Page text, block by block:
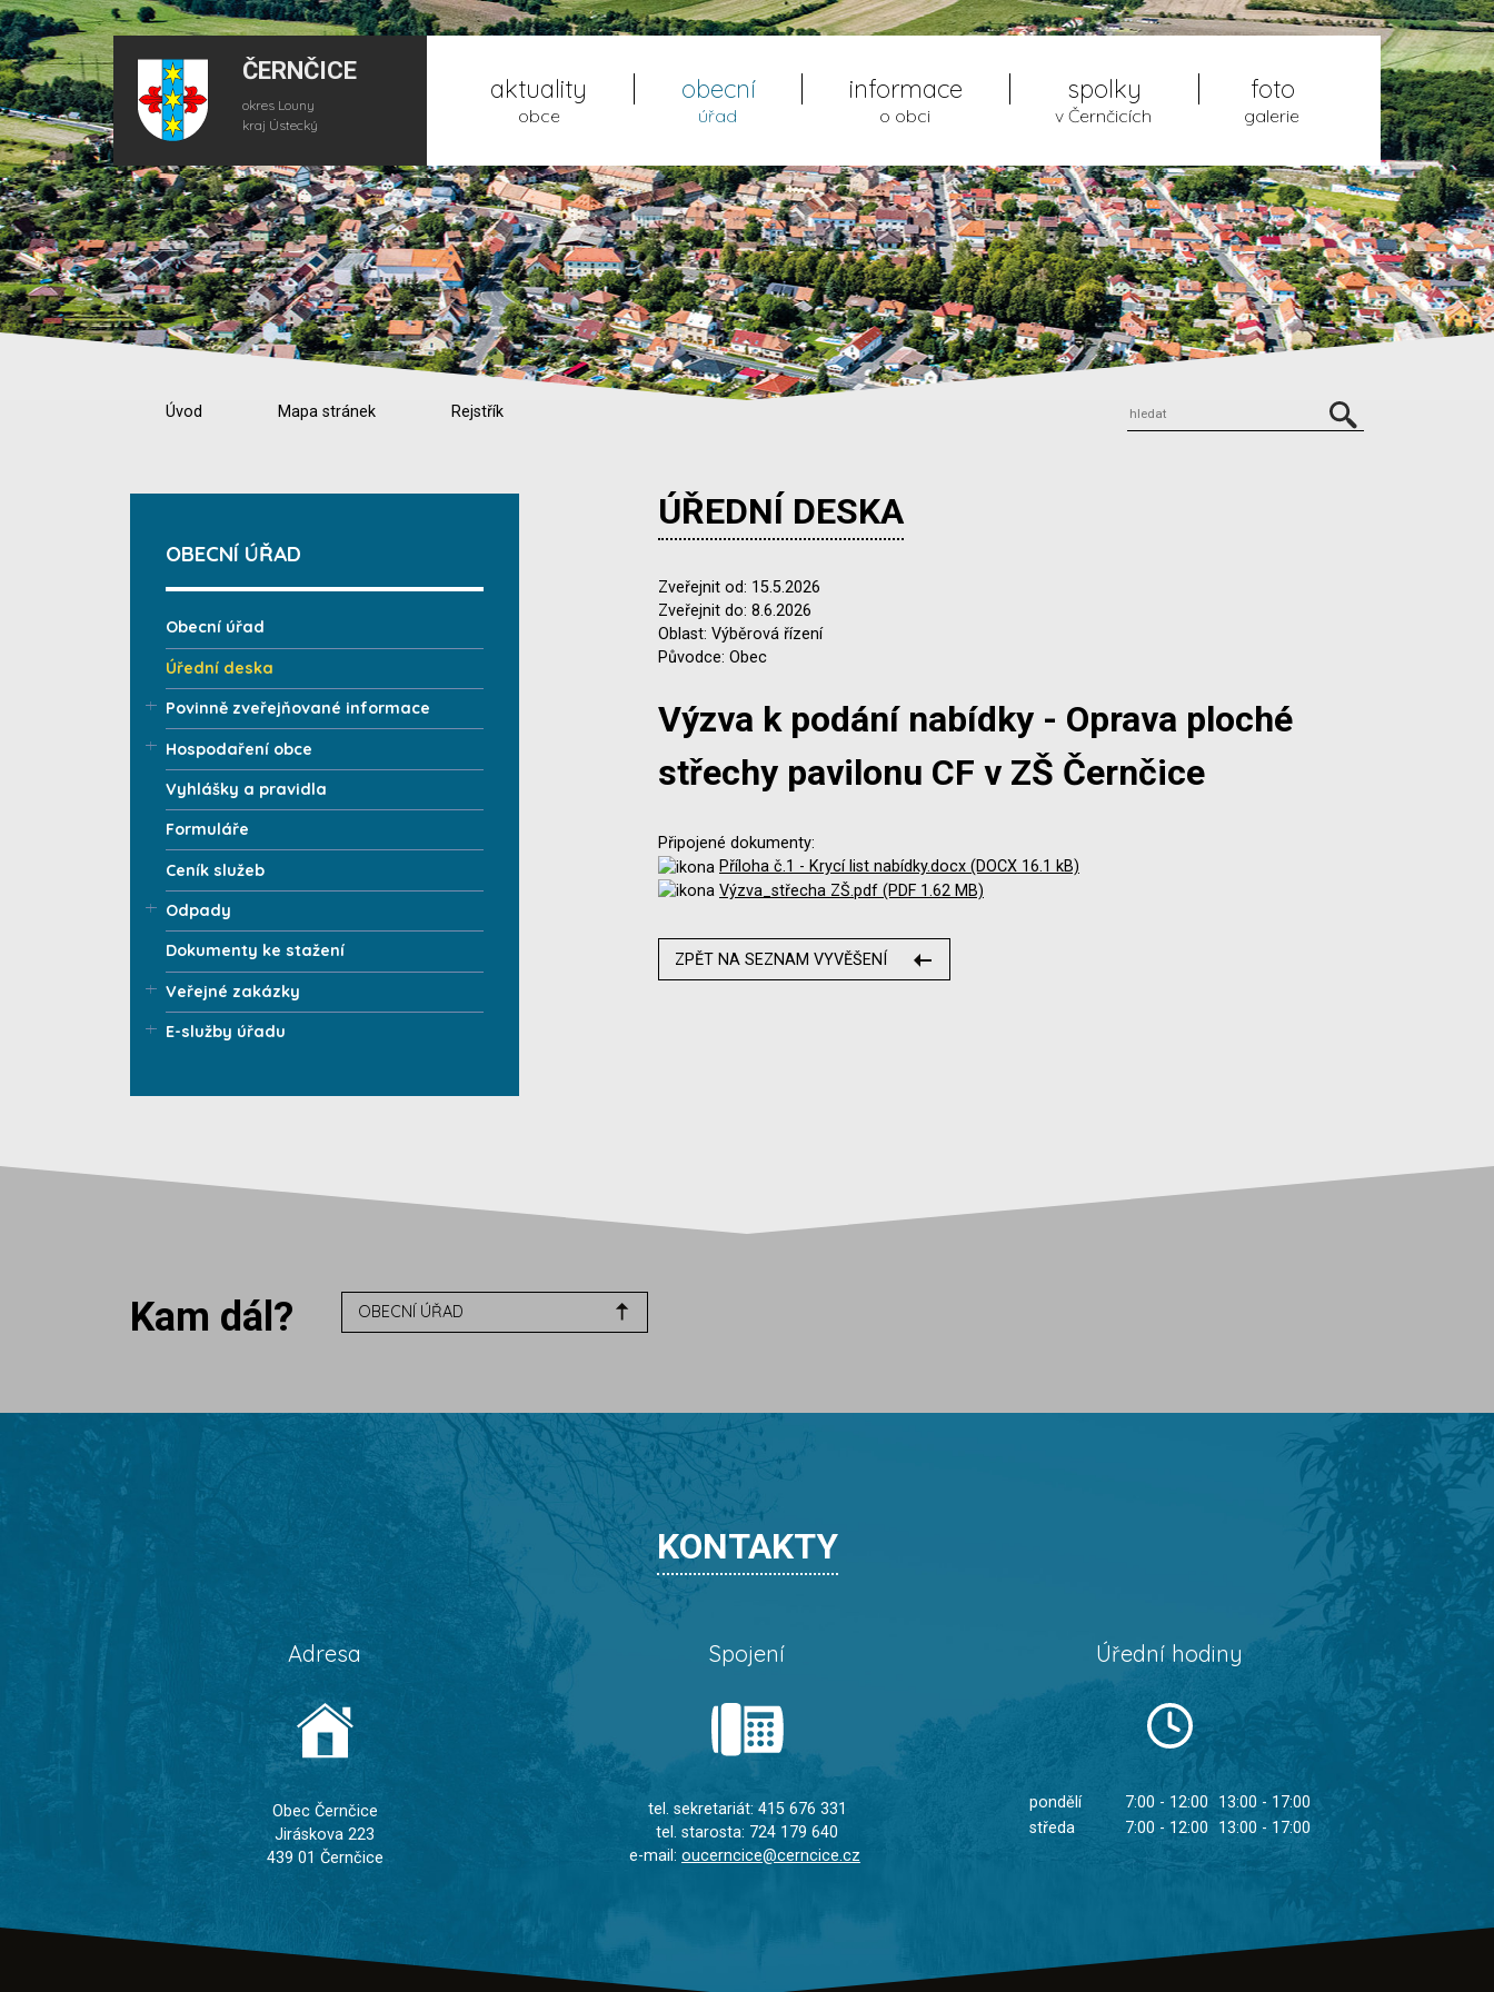
ČERNČICE
okres Louny
kraj Ústecký
aktuality
obce
obecní
úřad
informace
o obci
spolky
v Černčicích
foto
galerie
Úvod Mapa stránek Rejstřík
ÚŘEDNÍ DESKA
Zveřejnit od: 15.5.2026
Zveřejnit do: 8.6.2026
Oblast: Výběrová řízení
Původce: Obec
Výzva k podání nabídky - Oprava ploché
střechy pavilonu CF v ZŠ Černčice
Připojené dokumenty:
Příloha č.1 - Krycí list nabídky.docx (DOCX 16.1 kB)
Výzva_střecha ZŠ.pdf (PDF 1.62 MB)
ZPĚT NA SEZNAM VYVĚŠENÍ
OBECNÍ ÚŘAD
Obecní úřad
Úřední deska
Povinně zveřejňované informace
Hospodaření obce
Vyhlášky a pravidla
Formuláře
Ceník služeb
Odpady
Dokumenty ke stažení
Veřejné zakázky
E-služby úřadu
Kam dál? OBECNÍ ÚŘAD
KONTAKTY
Adresa
Obec Černčice
Jiráskova 223
439 01 Černčice
Spojení
tel. sekretariát: 415 676 331
tel. starosta: 724 179 640
e-mail: oucerncice@cerncice.cz
Úřední hodiny
pondělí 7:00 - 12:00
13:00 - 17:00
středa
7:00 - 12:00 13:00 - 17:00